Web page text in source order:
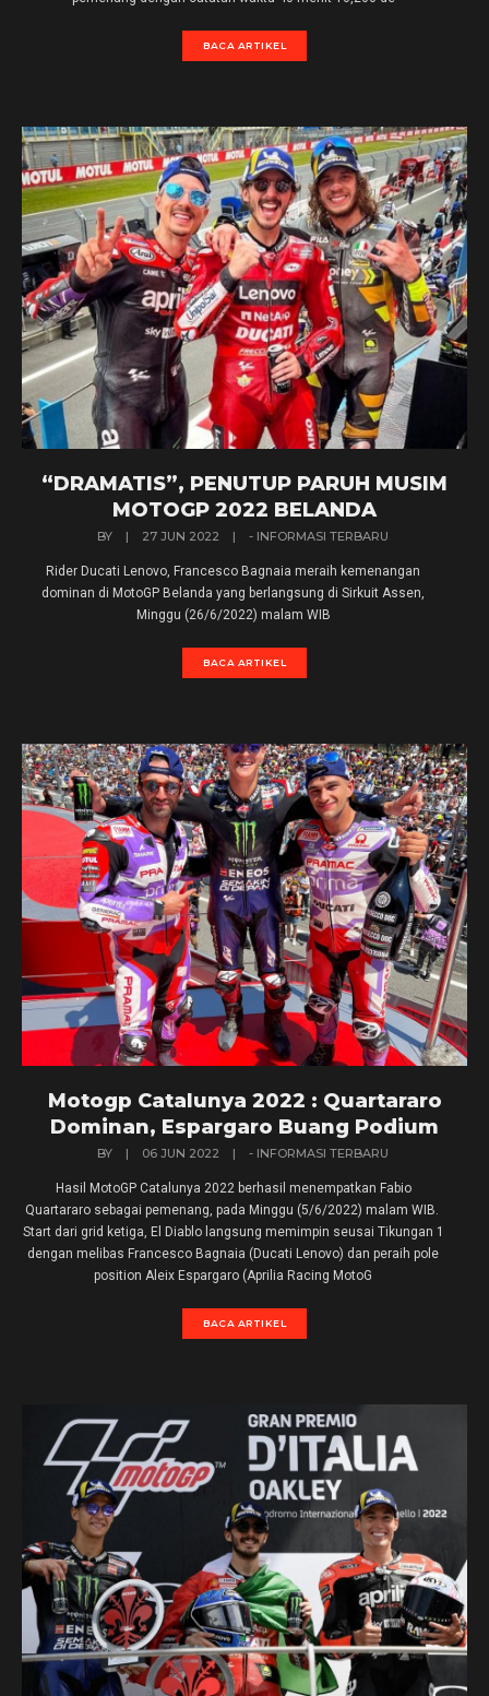
BACA ARTIKEL
“DRAMATIS”, PENUTUP PARUH MUSIM
MOTOGP 2022 BELANDA
BY | 27 JUN 2022 | - INFORMASI TERBARU
Rider Ducati Lenovo, Francesco Bagnaia meraih kemenangan
dominan di MotoGP Belanda yang berlangsung di Sirkuit Assen,
Minggu (26/6/2022) malam WIB
BACA ARTIKEL
Motogp Catalunya 2022 : Quartararo
Dominan, Espargaro Buang Podium
BY | 06 JUN 2022 | - INFORMASI TERBARU
Hasil MotoGP Catalunya 2022 berhasil menempatkan Fabio
Quartararo sebagai pemenang, pada Minggu (5/6/2022) malam WIB.
Start dari grid ketiga, El Diablo langsung memimpin seusai Tikungan 1
dengan melibas Francesco Bagnaia (Ducati Lenovo) dan peraih pole
position Aleix Espargaro (Aprilia Racing MotoG
BACA ARTIKEL